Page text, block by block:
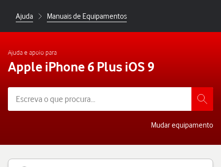
Ajuda Manuais de Equipamentos
Ajuda e apoio para
Apple iPhone 6 Plus iOS 9
Mudar equipamento